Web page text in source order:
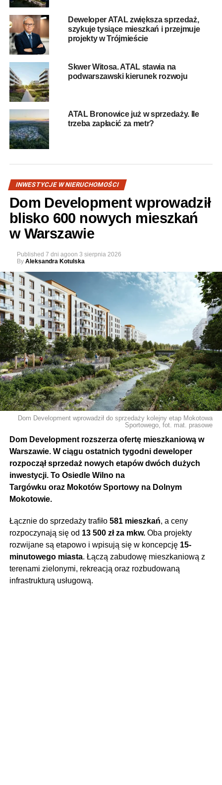
Deweloper ATAL zwiększa sprzedaż,
szykuje tysiące mieszkań i przejmuje
projekty w Trójmieście
Skwer Witosa. ATAL stawia na
podwarszawski kierunek rozwoju
ATAL Bronowice już w sprzedaży. Ile
trzeba zapłacić za metr?
INWESTYCJE W NIERUCHOMOŚCI
Dom Development wprowadził
blisko 600 nowych mieszkań
w Warszawie
Published 7 dni agoon 3 sierpnia 2026
By Aleksandra Kotulska
Dom Development wprowadził do sprzedaży kolejny etap Mokotowa
Sportowego, fot. mat. prasowe
Dom Development rozszerza ofertę mieszkaniową w
Warszawie. W ciągu ostatnich tygodni deweloper
rozpoczął sprzedaż nowych etapów dwóch dużych
inwestycji. To Osiedle Wilno na
Targówku oraz Mokotów Sportowy na Dolnym
Mokotowie.
Łącznie do sprzedaży trafiło 581 mieszkań, a ceny
rozpoczynają się od 13 500 zł za mkw.Oba projekty
rozwijane są etapowo i wpisują się w koncepcję 15-
minutowego miasta. Łączą zabudowę mieszkaniową z
terenami zielonymi, rekreacją oraz rozbudowaną
infrastrukturą usługową.